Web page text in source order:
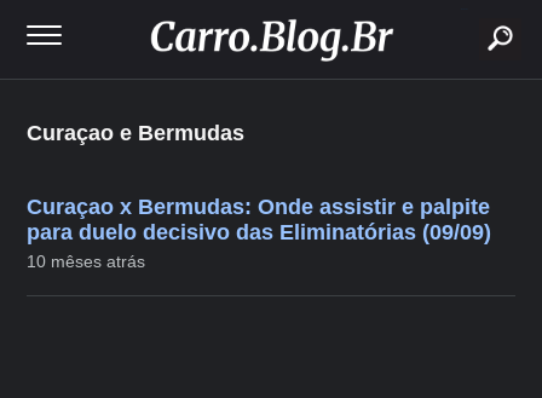
Curaçao e Bermudas
Curaçao x Bermudas: Onde assistir e palpite
para duelo decisivo das Eliminatórias (09/09)
10 mêses atrás